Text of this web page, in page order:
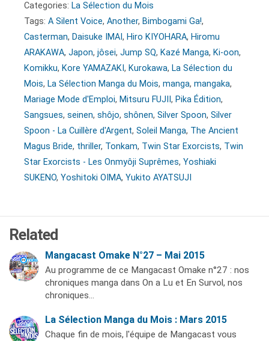
Categories: La Sélection du Mois
Tags: A Silent Voice, Another, Bimbogami Ga!,
Casterman, Daisuke IMAI , Hiro KIYOHARA, Hiromu
ARAKAWA, Japon, jôsei, Jump SQ, Kazé Manga, Ki-oon,
Komikku, Kore YAMAZAKI , Kurokawa, La Sélection du
Mois, La Sélection Manga du Mois, manga, mangaka,
Mariage Mode d'Emploi, Mitsuru FUJII , Pika Édition,
Sangsues, seinen, shôjo, shônen, Silver Spoon, Silver
Spoon - La Cuillère d'Argent, Soleil Manga, The Ancient
Magus Bride, thriller, Tonkam, Twin Star Exorcists, Twin
Star Exorcists - Les Onmyôji Suprêmes, Yoshiaki
SUKENO, Yoshitoki OIMA, Yukito AYATSUJI
Related
Mangacast Omake N°27 – Mai 2015
Au programme de ce Mangacast Omake n°27 : nos
chroniques manga dans On a Lu et En Survol, nos
chroniques…
La Sélection Manga du Mois : Mars 2015
Chaque fin de mois, l'équipe de Mangacast vous